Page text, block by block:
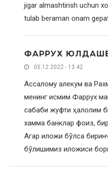
jigar almashtirish uchun
tulab beraman onam
ФАРРУХ
05.12.2022 - 13:42
Ассалому алекум ва
менинг исмим Фаррух
сабаби жуфти ҳалолим
хамма банклар фоиз,
Агар иложи бўлса
бўлишимиз иложиси